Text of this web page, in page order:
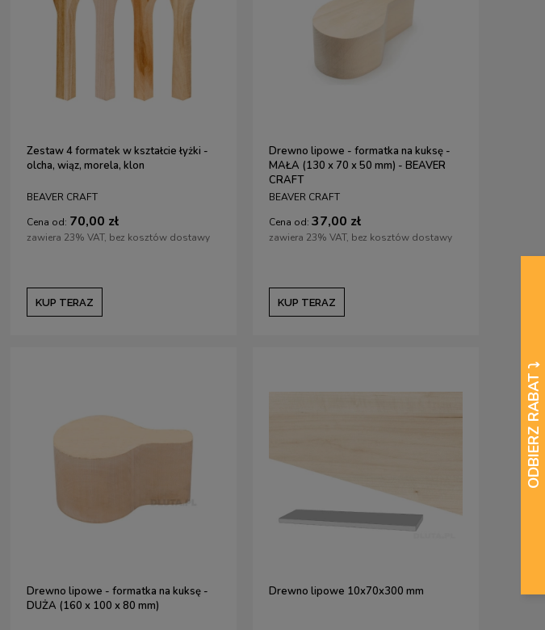
107,00 zł115,00 zł
Cena regularna:
Olej BALLISTOL 50
uniwersalny
18,90 zł
Zestaw 4 formatek w kształcie łyżki -
olcha, wiąz, morela, klon
BEAVER CRAFT
Cena od: 70,00 zł
zawiera 23% VAT, bez kosztów dostawy
KUP TERAZ
Drewno lipowe - formatka na kuksę -
MAŁA (130 x 70 x 50 mm) - BEAVER
CRAFT
BEAVER CRAFT
Cena od: 37,00 zł
zawiera 23% VAT, bez kosztów dostawy
KUP TERAZ
Drewno lipowe - formatka na kuksę -
DUŻA (160 x 100 x 80 mm)
Drewno lipowe 10x70x300 mm